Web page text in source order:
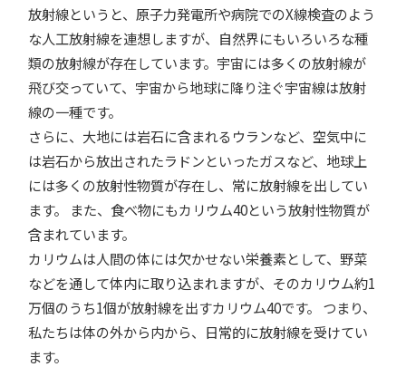
放射線というと、原子力発電所や病院でのX線検査のよう
な人工放射線を連想しますが、自然界にもいろいろな種
類の放射線が存在しています。宇宙には多くの放射線が
飛び交っていて、宇宙から地球に降り注ぐ宇宙線は放射
線の一種です。
さらに、大地には岩石に含まれるウランなど、空気中に
は岩石から放出されたラドンといったガスなど、地球上
には多くの放射性物質が存在し、常に放射線を出してい
ます。 また、食べ物にもカリウム40という放射性物質が
含まれています。
カリウムは人間の体には欠かせない栄養素として、野菜
などを通して体内に取り込まれますが、そのカリウム約1
万個のうち1個が放射線を出すカリウム40です。 つまり、
私たちは体の外から内から、日常的に放射線を受けてい
ます。